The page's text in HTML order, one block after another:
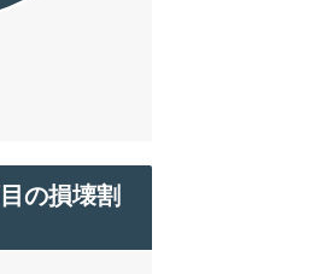
の損壊割